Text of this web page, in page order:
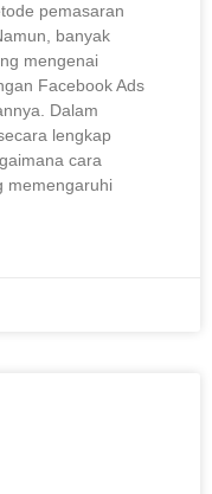
pemasaran
banyak
mengenai
Facebook Ads
Dalam
lengkap
cara
memengaruhi